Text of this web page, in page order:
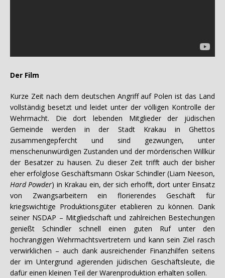
Der Film
Kurze Zeit nach dem deutschen Angriff auf Polen ist das Land
vollständig besetzt und leidet unter der völligen Kontrolle der
Wehrmacht. Die dort lebenden Mitglieder der jüdischen
Gemeinde werden in der Stadt Krakau in Ghettos
zusammengepfercht und sind gezwungen, unter
menschenunwürdigen Zustanden und der mörderischen Willkür
der Besatzer zu hausen. Zu dieser Zeit trifft auch der bisher
eher erfolglose Geschäftsmann Oskar Schindler (Liam Neeson,
Hard Powder) in Krakau ein, der sich erhofft, dort unter Einsatz
von Zwangsarbeitern ein florierendes Geschäft für
kriegswichtige Produktionsgüter etablieren zu können. Dank
seiner NSDAP – Mitgliedschaft und zahlreichen Bestechungen
genießt Schindler schnell einen guten Ruf unter den
hochrangigen Wehrmachtsvertretern und kann sein Ziel rasch
verwirklichen – auch dank ausreichender Finanzhilfen seitens
der im Untergrund agierenden jüdischen Geschäftsleute, die
dafür einen kleinen Teil der Warenproduktion erhalten sollen.